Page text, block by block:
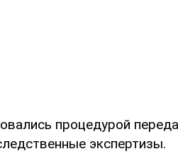
процедурой
экспертизы.